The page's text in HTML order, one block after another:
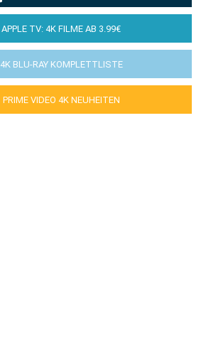
APPLE TV: 4K FILME AB 3.99€
4K BLU-RAY KOMPLETTLISTE
PRIME VIDEO 4K NEUHEITEN